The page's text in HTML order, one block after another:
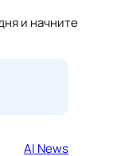
и начните
AI News